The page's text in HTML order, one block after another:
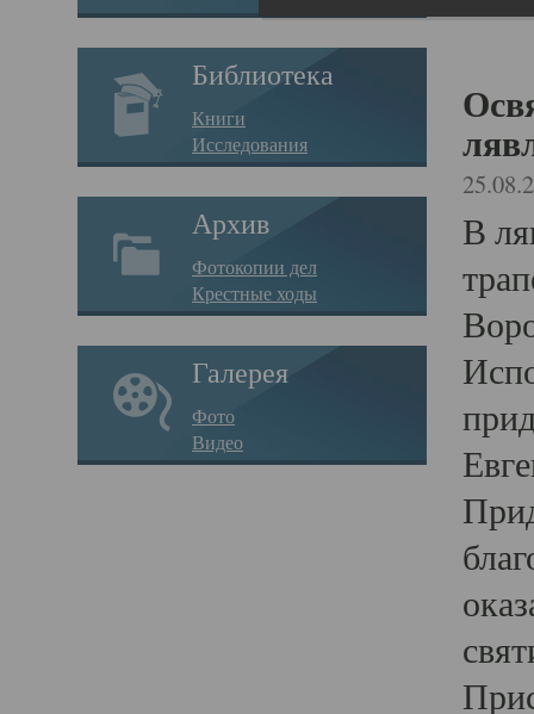
Библиотека
Книги
Исследования
Архив
Фотокопии дел
Крестные ходы
Галерея
Фото
Видео
В